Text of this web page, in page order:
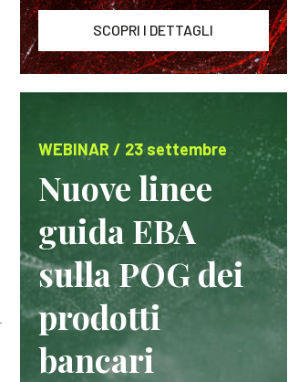
SCOPRI I DETTAGLI
WEBINAR / 23 settembre
Nuove linee
guida EBA
sulla POG dei
prodotti
bancari